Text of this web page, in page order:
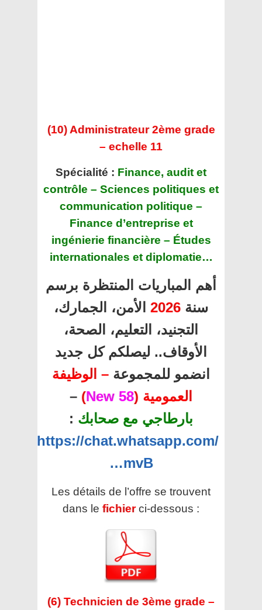
(10) Administrateur 2ème grade
– echelle 11
Spécialité : Finance, audit et
contrôle – Sciences politiques et
communication politique –
Finance d’entreprise et
ingénierie financière – Études
internationales et diplomatie…
أهم المباريات المنتظرة برسم
سنة 2026 الأمن، الجمارك،
التجنيد، التعليم، الصحة،
الأوقاف.. ليصلكم كل جديد
انضمو للمجموعة – الوظيفة
العمومية (58 New
)
–
بارطاجي مع صحابك :
https://chat.whatsapp.com/
…mvB
Les détails de l’offre se trouvent
dans le fichier ci-dessous :
(6) Technicien de 3ème grade –